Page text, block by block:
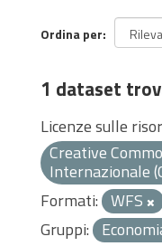
Ordina per
1 dataset
Licenze sulle
Creative
Internazionale
Formati: WFS
Gruppi: